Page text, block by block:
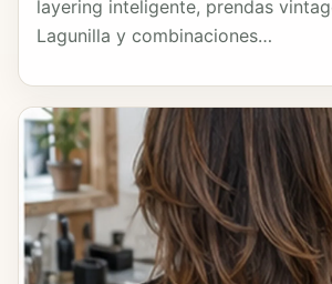
layering inteligente, prendas
Lagunilla y combinaciones…